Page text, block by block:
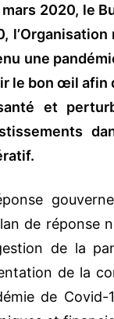
mars 2020, le
une
le bon œil afin
et
de réponse
de la
de la
de